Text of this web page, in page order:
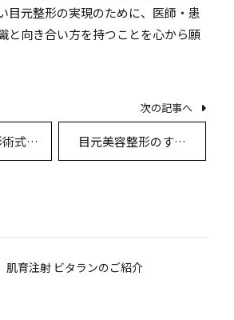
目元整形の実現のために、医師・患
と向き合い方を持つことを心から願
術式別
デザ
次の記事へ
目元美容整形のすべ
て：施術選びからダウ
肌育注射 ビタランのご紹介